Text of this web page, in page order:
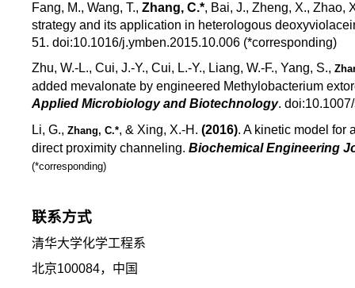
Fang, M., Wang, T., Zhang, C.*, Bai, J., Zheng, X.,
strategy and its application in heterologous
51. doi:10.1016/j.ymben.2015.10.006 (*corresponding)
Zhu, W.-L., Cui, J.-Y., Cui, L.-Y., Liang, W.-F., Yang, S.,
added mevalonate by engineered Methylobacterium
Applied Microbiology and Biotechnology.
Li, G., Zhang, C.*, & Xing, X.-H. (2016). A kinetic model for
direct proximity channeling. Biochemical Engineering
(*corresponding)
联系方式
清华大学化学工程系
北京100084，中国